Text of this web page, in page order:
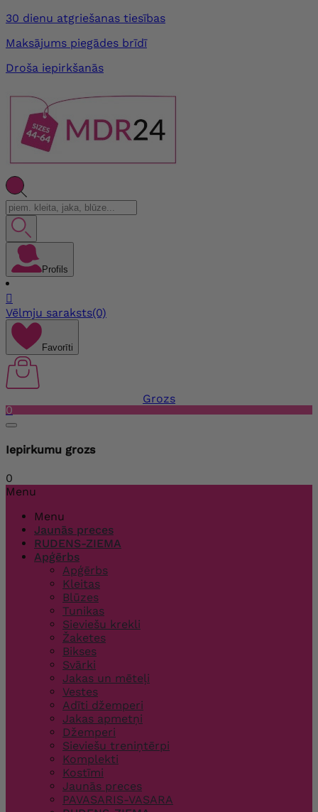
30 dienu atgriešanas tiesības
Maksājums piegādes brīdī
Droša iepirkšanās
Profils

Vēlmju saraksts(0)
Favorīti
Grozs
0
Iepirkumu grozs
0
Menu
Menu
Jaunās preces
RUDENS-ZIEMA
Apģērbs
Apģērbs
Kleitas
Blūzes
Tunikas
Sieviešu krekli
Žaketes
Bikses
Svārki
Jakas un mēteļi
Vestes
Adīti džemperi
Jakas apmetņi
Džemperi
Sieviešu treniņtērpi
Komplekti
Kostīmi
Jaunās preces
PAVASARIS-VASARA